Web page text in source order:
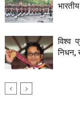
विश्व